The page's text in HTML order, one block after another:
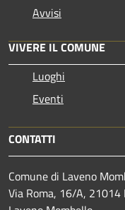
Avvisi
VIVERE IL COMUNE
Luoghi
Eventi
CONTATTI
Comune di Laveno
Via Roma, 16/A,